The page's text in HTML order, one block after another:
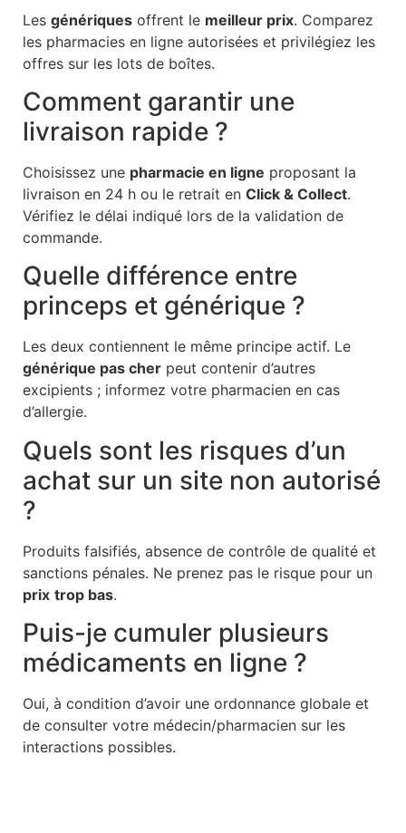
Les génériques offrent le meilleur prix. Comparez
les pharmacies en ligne autorisées et privilégiez les
offres sur les lots de boîtes.
Comment garantir une
livraison rapide ?
Choisissez une pharmacie en ligne proposant la
livraison en 24 h ou le retrait en Click & Collect.
Vérifiez le délai indiqué lors de la validation de
commande.
Quelle différence entre
princeps et générique ?
Les deux contiennent le même principe actif. Le
générique pas cher peut contenir d’autres
excipients ; informez votre pharmacien en cas
d’allergie.
Quels sont les risques d’un
achat sur un site non autorisé
?
Produits falsifiés, absence de contrôle de qualité et
sanctions pénales. Ne prenez pas le risque pour un
prix trop bas.
Puis-je cumuler plusieurs
médicaments en ligne ?
Oui, à condition d’avoir une ordonnance globale et
de consulter votre médecin/pharmacien sur les
interactions possibles.